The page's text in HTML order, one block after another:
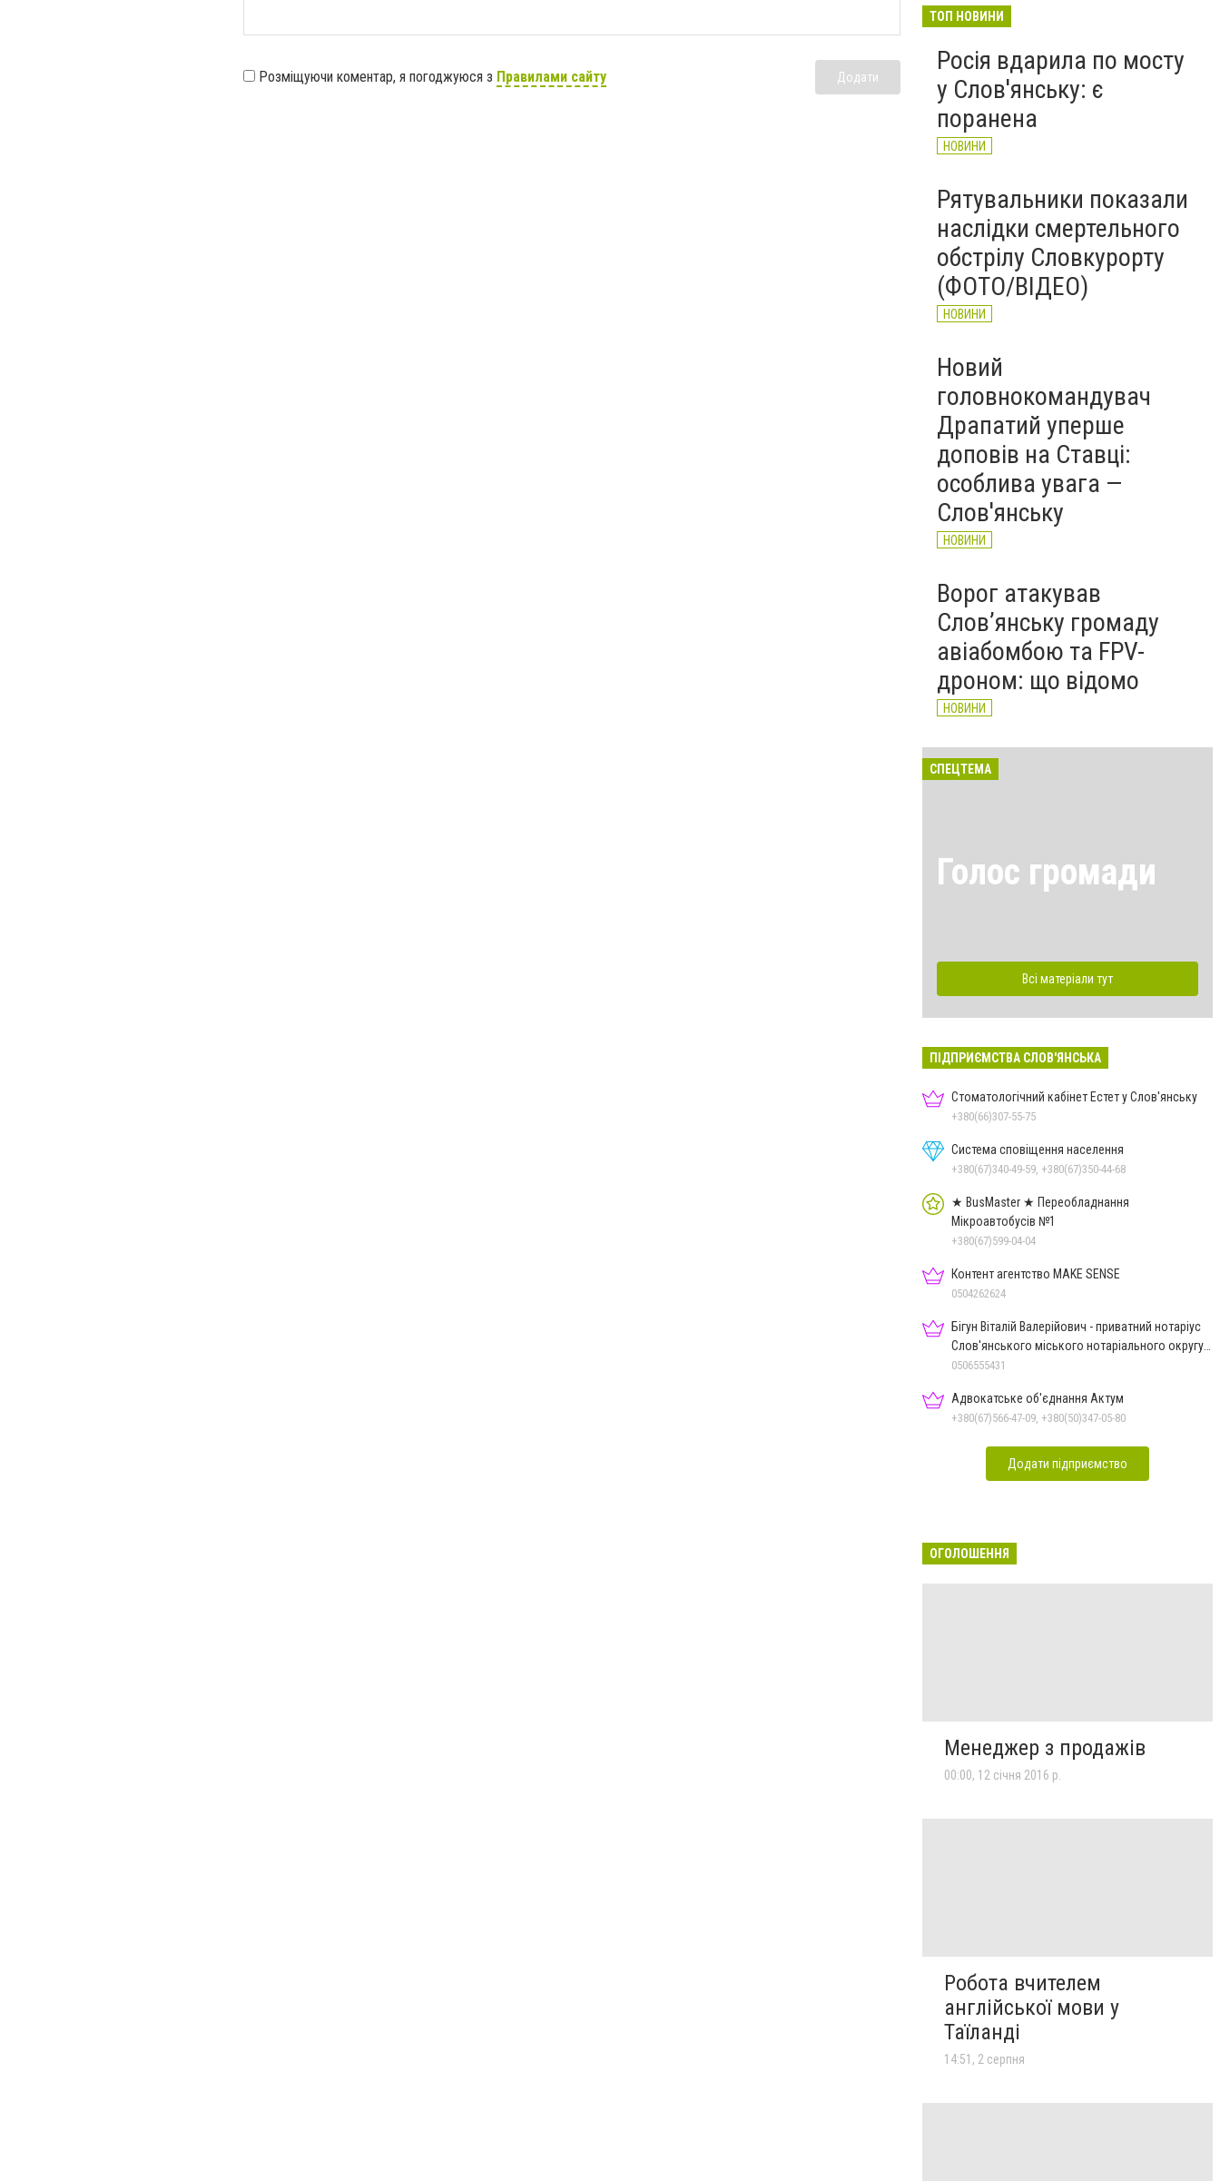
Розміщуючи коментар, я погоджуюся з Правилами сайту Додати
БПЛа влучив у
центрі міста (ФОТО)
НОВИНИ
Вчора
ТОП НОВИНИ
Росія вдарила по мосту
у Слов'янську: є
поранена
НОВИНИ
Рятувальники показали
наслідки смертельного
обстрілу Словкурорту
(ФОТО/ВІДЕО)
НОВИНИ
Новий
головнокомандувач
Драпатий уперше
доповів на Ставці:
особлива увага —
Слов'янську
НОВИНИ
Ворог атакував
Слов’янську громаду
авіабомбою та FPV-
дроном: що відомо
НОВИНИ
СПЕЦТЕМА
Голос громади
Всі матеріали тут
ПІДПРИЄМСТВА СЛОВ'ЯНСЬКА
Стоматологічний кабінет Естет у Слов'янську
+380(66)307-55-75
Система сповіщення населення
+380(67)340-49-59, +380(67)350-44-68
★ BusMaster ★ Переобладнання
Мікроавтобусів №1
+380(67)599-04-04
Контент агентство MAKE SENSE
0504262624
Бігун Віталій Валерійович - приватний нотаріус
Слов'янського міського нотаріального округу
Дон.обл.
0506555431
Адвокатське об'єднання Актум
+380(67)566-47-09, +380(50)347-05-80
Додати підприємство
ОГОЛОШЕННЯ
Менеджер з продажів
00:00, 12 січня 2016 р.
Робота вчителем
англійської мови у
Таїланді
14:51, 2 серпня